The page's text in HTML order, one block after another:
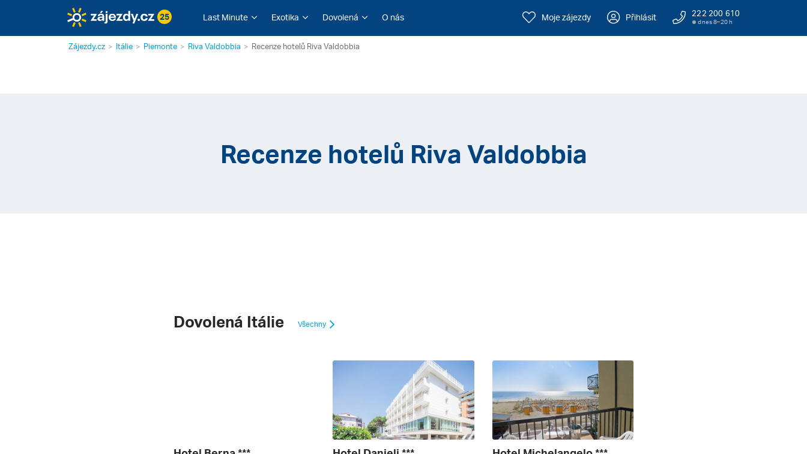
25 Last Minute Exotika Dovolená O nás Moje zájezdy Přihlásit 222 200 610
dnes 8–20 h
Zájezdy.cz Itálie Piemonte Riva Valdobbia Recenze hotelů Riva Valdobbia
Recenze hotelů Riva Valdobbia
Dovolená Itálie Všechny